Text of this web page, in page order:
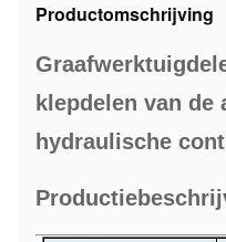
Productomschrijving
klepdelen van de
hydraulische